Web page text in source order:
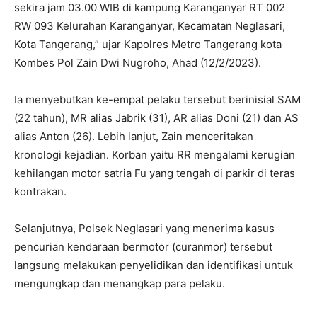
sekira jam 03.00 WIB di kampung Karanganyar RT 002
RW 093 Kelurahan Karanganyar, Kecamatan Neglasari,
Kota Tangerang,” ujar Kapolres Metro Tangerang kota
Kombes Pol Zain Dwi Nugroho, Ahad (12/2/2023).
Ia menyebutkan ke-empat pelaku tersebut berinisial SAM
(22 tahun), MR alias Jabrik (31), AR alias Doni (21) dan AS
alias Anton (26). Lebih lanjut, Zain menceritakan
kronologi kejadian. Korban yaitu RR mengalami kerugian
kehilangan motor satria Fu yang tengah di parkir di teras
kontrakan.
Selanjutnya, Polsek Neglasari yang menerima kasus
pencurian kendaraan bermotor (curanmor) tersebut
langsung melakukan penyelidikan dan identifikasi untuk
mengungkap dan menangkap para pelaku.